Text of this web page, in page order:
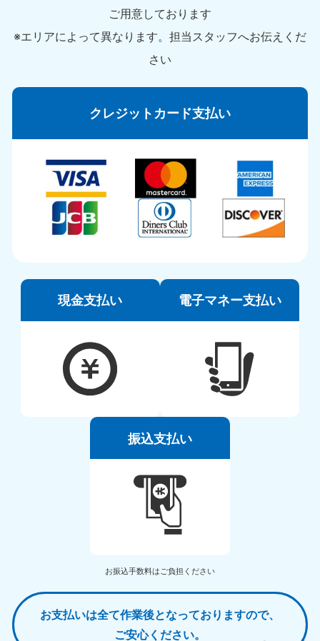
ご用意しております
※エリアによって異なります。担当スタッフへお伝えくだ
さい
クレジットカード支払い
現金支払い 電子マネー支払い
振込支払い
お振込手数料はご負担ください
お支払いは全て作業後となっておりますので、
ご安心ください。